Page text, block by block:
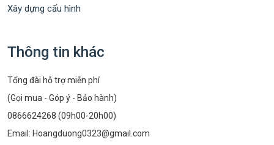
Xây dựng cấu hình
Thông tin khác
Tổng đài hỗ trợ miễn phí
(Gọi mua - Góp ý - Bảo hành)
0866624268 (09h00-20h00)
Email: Hoangduong0323@gmail.com